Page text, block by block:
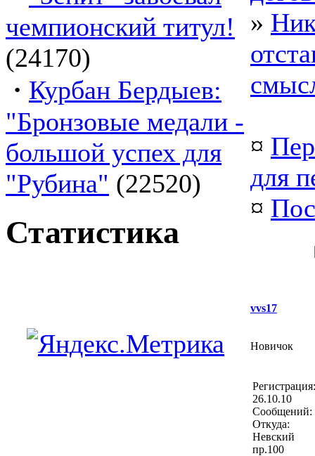
чемпионский титул!
(24170)
· Курбан Бердыев:
"Бронзовые медали -
большой успех для
"Рубина" (22520)
Статистика
»
¤
для
¤
vvs17
Новичок
Регистрация:
26.10.10
Сообщений:
Откуда:
Невский
пр.100